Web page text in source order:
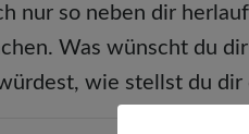
nur so neben dir
Was wünscht du
wie stellst du